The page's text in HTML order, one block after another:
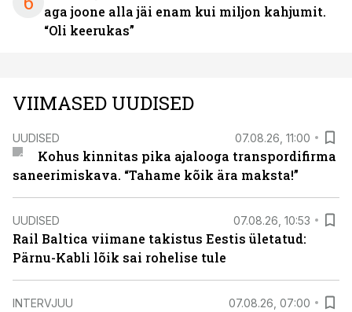
aga joone alla jäi enam kui miljon kahjumit.
“Oli keerukas”
VIIMASED UUDISED
UUDISED 07.08.26, 11:00
Kohus kinnitas pika ajalooga transpordifirma
saneerimiskava. “Tahame kõik ära maksta!”
UUDISED 07.08.26, 10:53
Rail Baltica viimane takistus Eestis ületatud:
Pärnu-Kabli lõik sai rohelise tule
INTERVJUU 07.08.26, 07:00